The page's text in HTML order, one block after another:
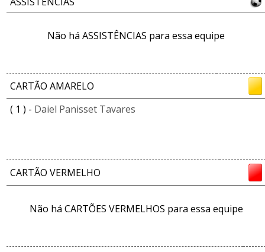
Não há ASSISTÊNCIAS para essa equipe
CARTÃO AMARELO
( 1 ) - Daiel Panisset Tavares
CARTÃO VERMELHO
Não há CARTÕES VERMELHOS para essa equipe